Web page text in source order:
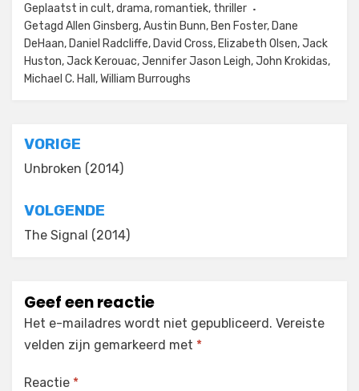
Geplaatst in cult,drama,romantiek, thriller
Getagd Allen Ginsberg,Austin Bunn, Ben Foster, Dane
DeHaan, Daniel Radcliffe, David Cross, Elizabeth Olsen,Jack
Huston,Jack Kerouac,Jennifer Jason Leigh,John Krokidas,
Michael C. Hall ,William Burroughs
Bericht
navigatie
VORIGE
Unbroken (2014)
VOLGENDE
The Signal (2014)
Geef een reactie
Het e-mailadres wordt niet gepubliceerd. Vereiste
velden zijn gemarkeerd met *
Reactie *